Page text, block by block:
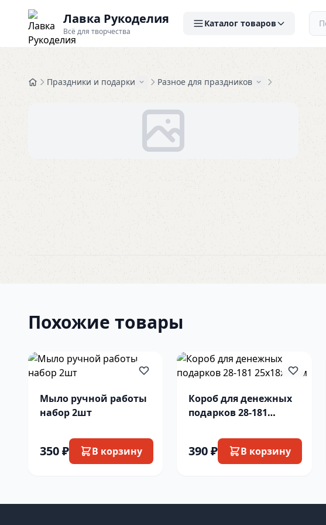
Лавка Рукоделия
Всё для творчества
Каталог товаров
Праздники и подарки Разное для праздников
Похожие товары
Мыло ручной работы
набор 2шт
350 ₽ В корзину
Короб для денежных
подарков 28-181
390 ₽ В корзину